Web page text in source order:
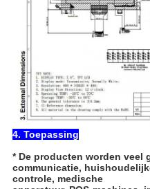
4. Toepassing
* De producten worden veel
communicatie,
controle, medische